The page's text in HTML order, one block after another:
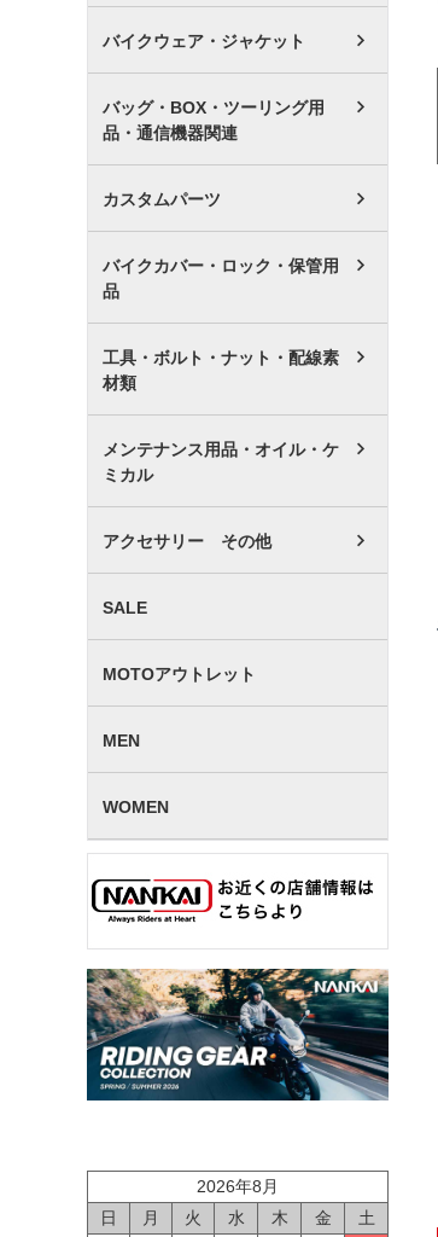
バイクウェア・ジャケット
バッグ・BOX・ツーリング用
品・通信機器関連
カスタムパーツ
バイクカバー・ロック・保管用
品
工具・ボルト・ナット・配線素
材類
メンテナンス用品・オイル・ケ
ミカル
アクセサリー その他
SALE
MOTOアウトレット
MEN
WOMEN
2026年8月
日
月 火 水 木 金
土